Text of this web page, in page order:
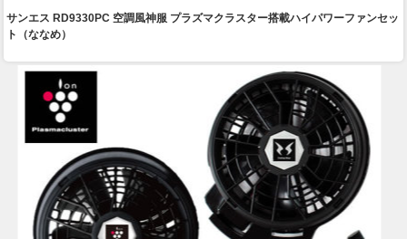
サンエス RD9330PC 空調風神服 プラズマクラスター搭載ハイパワーファンセッ
ト（ななめ）